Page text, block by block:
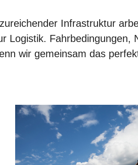
Infrastruktur
Logistik.
wir gemeinsam das